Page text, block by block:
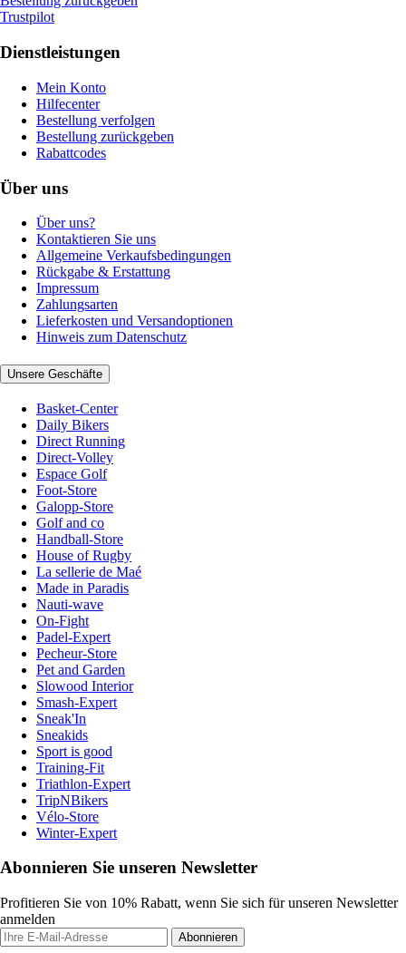
Trustpilot
Dienstleistungen
Mein Konto
Hilfecenter
Bestellung verfolgen
Bestellung zurückgeben
Rabattcodes
Über uns
Über uns?
Kontaktieren Sie uns
Allgemeine Verkaufsbedingungen
Rückgabe & Erstattung
Impressum
Zahlungsarten
Lieferkosten und Versandoptionen
Hinweis zum Datenschutz
Unsere Geschäfte
Basket-Center
Daily Bikers
Direct Running
Direct-Volley
Espace Golf
Foot-Store
Galopp-Store
Golf and co
Handball-Store
House of Rugby
La sellerie de Maé
Made in Paradis
Nauti-wave
On-Fight
Padel-Expert
Pecheur-Store
Pet and Garden
Slowood Interior
Smash-Expert
Sneak'In
Sneakids
Sport is good
Training-Fit
Triathlon-Expert
TripNBikers
Vélo-Store
Winter-Expert
Abonnieren Sie unseren Newsletter
Profitieren Sie von 10% Rabatt, wenn Sie sich für unseren Newsletter
anmelden
Abonnieren